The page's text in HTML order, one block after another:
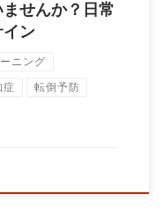
ませんか？日常
イン
ニング
症 転倒予防